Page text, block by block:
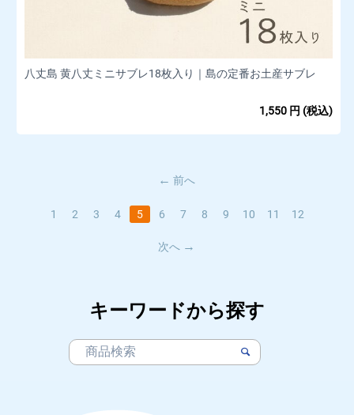
八丈島 黄八丈ミニサブレ18枚入り｜島の定番お土産サブレ
1,550 円 (税込)
前へ
1 2 3 4 5 6 7 8 9 10 11 12
次へ
キーワードから探す